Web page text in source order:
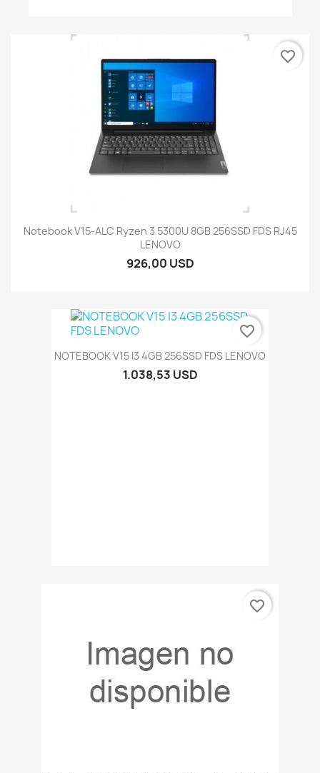
Notebook V15-ALC Ryzen 3 5300U 8GB 256SSD FDS RJ45
LENOVO
926,00 USD
favorite_border
NOTEBOOK V15 I3 4GB 256SSD FDS LENOVO
1.038,53 USD
favorite_border
favorite_border